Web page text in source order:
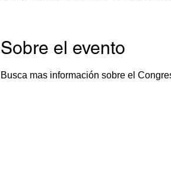
Sobre el evento
Busca mas información sobre el